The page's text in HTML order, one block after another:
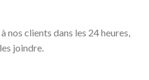
nos clients dans les 24 heures,
joindre.